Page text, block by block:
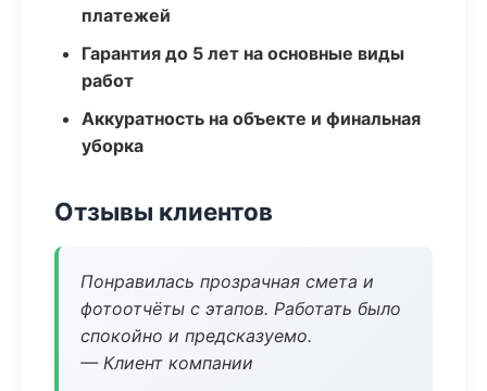
платежей
Гарантия до 5 лет на основные виды
работ
Аккуратность на объекте и финальная
уборка
Отзывы клиентов
Понравилась прозрачная смета и
фотоотчёты с этапов. Работать было
спокойно и предсказуемо.
— Клиент компании